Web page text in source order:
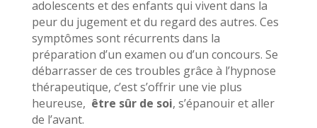
adolescents et des enfants qui vivent dans la
peur du jugement et du regard des autres. Ces
symptômes sont récurrents dans la
préparation d’un examen ou d’un concours. Se
débarrasser de ces troubles grâce à l’hypnose
thérapeutique, c’est s’offrir une vie plus
heureuse, être sûr de soi, s’épanouir et aller
de l’avant.